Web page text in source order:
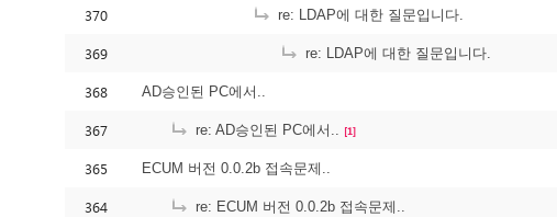
370 re: LDAP에 대한 질문입니다.
369 re: LDAP에 대한 질문입니다.
368 AD승인된 PC에서..
367 re: AD승인된 PC에서.. [1]
365 ECUM 버전 0.0.2b 접속문제..
364 re: ECUM 버전 0.0.2b 접속문제..